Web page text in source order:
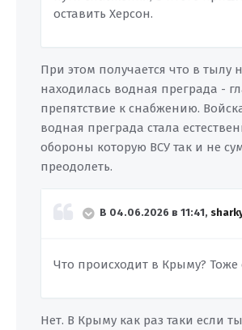
оставить Херсон.
При этом получается что в тылу
находилась водная преграда -
препятствие к снабжению.
водная преграда стала
обороны которую ВСУ так и не
преодолеть.
В 04.06.2026 в 11:41,
Что происходит в Крыму? Тоже
Нет. В Крыму как раз таки если